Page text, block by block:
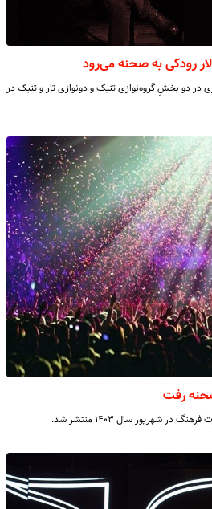
رودکی به صحنه می‌رود
در دو بخشِ گروه‌نوازی تنبک و دونوازی تار و تنبک در
شهریور سال ۱۴۰۳ منتشر شد.